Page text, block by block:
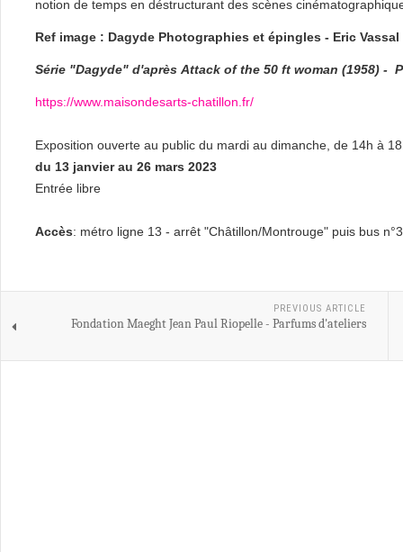
notion de temps en déstructurant des scènes
Ref image : Dagyde Photographies et épingles - Eric
Série "Dagyde" d'après Attack of the 50 ft woman (1958) -
https://www.maisondesarts-chatillon.fr/
Exposition ouverte au public du mardi au dimanche, de 14h à
du 13 janvier au 26 mars 2023
Entrée libre
Accès: métro ligne 13 - arrêt "Châtillon/Montrouge" puis bus
PREVIOUS ARTICLE
Fondation Maeght Jean Paul Riopelle - Parfums d'ateliers